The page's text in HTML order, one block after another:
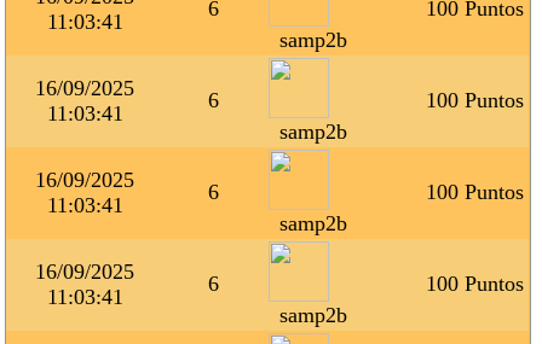
11:03:41
6
samp2b
100 Puntos
16/09/2025
11:03:41
6
samp2b
100 Puntos
16/09/2025
11:03:41
6
samp2b
100 Puntos
16/09/2025
11:03:41
6
samp2b
100 Puntos